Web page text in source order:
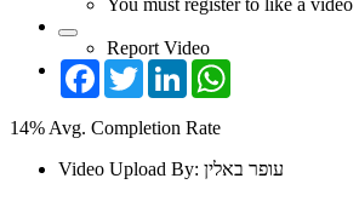
Report Video
FacebookTwitterLinkedIn
14% Avg. Completion Rate
Video Upload By: עופר באלין